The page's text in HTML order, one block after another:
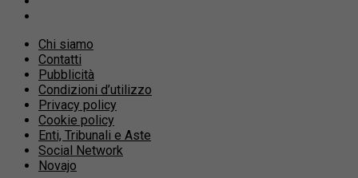
Chi siamo
Contatti
Pubblicità
Condizioni d’utilizzo
Privacy policy
Cookie policy
Enti, Tribunali e Aste
Social Network
Novajo